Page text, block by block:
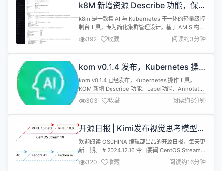
k8M 新增资源 Describe 功能，保
持与 kubectl 显示格式一致，方便
快捷
k8m 是一款集 AI 与 Kubernetes 于一体的轻量级控
制台工具，专为简化集群管理设计。基于 AMIS 构
建，并通过 kom 作为 Kubernetes API 客户端，
k8m 内置了 Qwen2.5-Coder-7B 模型交互能力，
同时支持接入您自己的私有化大模型。 本次更新 1、
2、并...
392 收藏 阅读约3分钟
kom v0.1.4 发布，Kubernetes 操
作工具
kom v0.1.4 已经发布，Kubernetes 操作工具。
KOM 新增 Describe 功能、Label功能、Annotate
功能 Describe查询某个资源 // Describe default 命
名空间下名为 nginx 的 Deployment var
describeResult []byte err := kom.Defaul...
303 收藏 阅读约6分钟
开源日报 | Kimi发布视觉思考模型
k1；OpenAI解释ChatGPT等服务故
障原因；95%以上的中国电脑安装
了360；Ilya似乎困在了LLM里；
欢迎阅读 OSCHINA 编辑部出品的开源日报，每天更
新一期。 # 2024.12.16 今日要闻 CentOS Stream
10 正式 GA CentOS Stream 10 代号
"Coughlan"，生命周期为 5 年，将维护到 2030 年
320 收藏 阅读约16分钟